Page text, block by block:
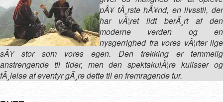
pÃ¥ fÃ¸rste hÃ¥nd, en livsstil, der
har vÃ¦ret lidt berÃ¸rt af den
moderne verden og en
nysgerrighed fra vores vÃ¦rter lige
sÃ¥ stor som vores egen. Den trekking er temmelig
anstrengende til tider, men den spektakulÃ¦re kulisser og
fÃ¸lelse af eventyr gÃ¸re dette til en fremragende tur.